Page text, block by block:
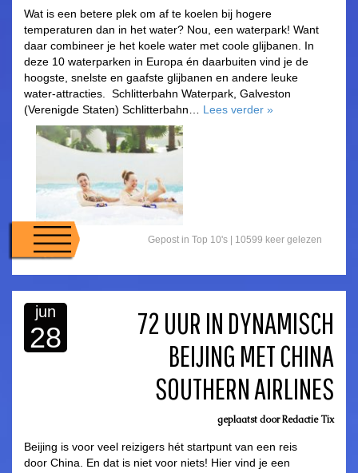
Wat is een betere plek om af te koelen bij hogere
temperaturen dan in het water? Nou, een waterpark! Want
daar combineer je het koele water met coole glijbanen. In
deze 10 waterparken in Europa én daarbuiten vind je de
hoogste, snelste en gaafste glijbanen en andere leuke
water-attracties. Schlitterbahn Waterpark, Galveston
(Verenigde Staten) Schlitterbahn… Lees verder »
Gepost in Top 10's | 10599 keer gelezen
jun
28
72 UUR IN DYNAMISCH
BEIJING MET CHINA
SOUTHERN AIRLINES
geplaatst doorRedactie Tix
Beijing is voor veel reizigers hét startpunt van een reis
door China. En dat is niet voor niets! Hier vind je een